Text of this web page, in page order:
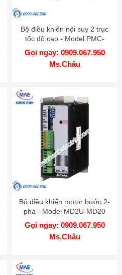
Bộ điều khiển nội suy 2 trục
tốc độ cao - Model PMC-
2HSP
Gọi ngay: 0909.067.950
Ms.Châu
Bộ điều khiển motor bước 2-
pha - Model MD2U-MD20
Gọi ngay: 0909.067.950
Ms.Châu